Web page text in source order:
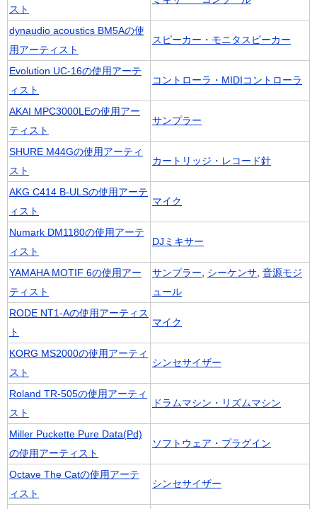
スト
dynaudio acoustics BM5Aの使
用アーティスト
スピーカー・モニタスピーカー
Evolution UC-16の使用アーテ
ィスト
コントローラ・MIDIコントローラ
AKAI MPC3000LEの使用アー
ティスト
サンプラー
SHURE M44Gの使用アーティ
スト
カートリッジ・レコード針
AKG C414 B-ULSの使用アーテ
ィスト
マイク
Numark DM1180の使用アーテ
ィスト
DJミキサー
YAMAHA MOTIF 6の使用アー
ティスト
サンプラー, シーケンサ, 音源モジ
ュール
RODE NT1-Aの使用アーティス
ト
マイク
KORG MS2000の使用アーティ
スト
シンセサイザー
Roland TR-505の使用アーティ
スト
ドラムマシン・リズムマシン
Miller Puckette Pure Data(Pd)
の使用アーティスト
ソフトウェア・プラグイン
Octave The Catの使用アーテ
ィスト
シンセサイザー